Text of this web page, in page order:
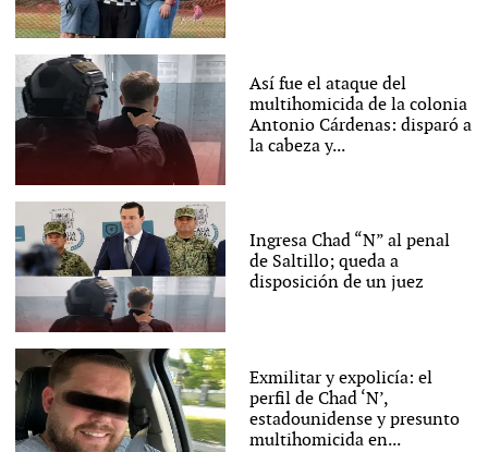
Así fue el ataque del
multihomicida de la colonia
Antonio Cárdenas: disparó a
la cabeza y...
Ingresa Chad “N” al penal
de Saltillo; queda a
disposición de un juez
Exmilitar y expolicía: el
perfil de Chad ‘N’,
estadounidense y presunto
multihomicida en...